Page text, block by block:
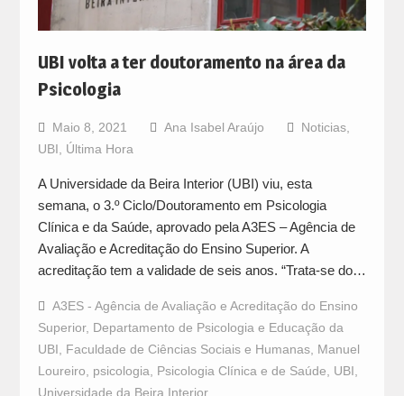
UBI volta a ter doutoramento na área da
Psicologia
Maio 8, 2021 Ana Isabel Araújo Noticias,
UBI, Última Hora
A Universidade da Beira Interior (UBI) viu, esta
semana, o 3.º Ciclo/Doutoramento em Psicologia
Clínica e da Saúde, aprovado pela A3ES – Agência de
Avaliação e Acreditação do Ensino Superior. A
acreditação tem a validade de seis anos. “Trata-se do…
A3ES - Agência de Avaliação e Acreditação do Ensino
Superior, Departamento de Psicologia e Educação da
UBI, Faculdade de Ciências Sociais e Humanas, Manuel
Loureiro, psicologia, Psicologia Clínica e de Saúde, UBI,
Universidade da Beira Interior